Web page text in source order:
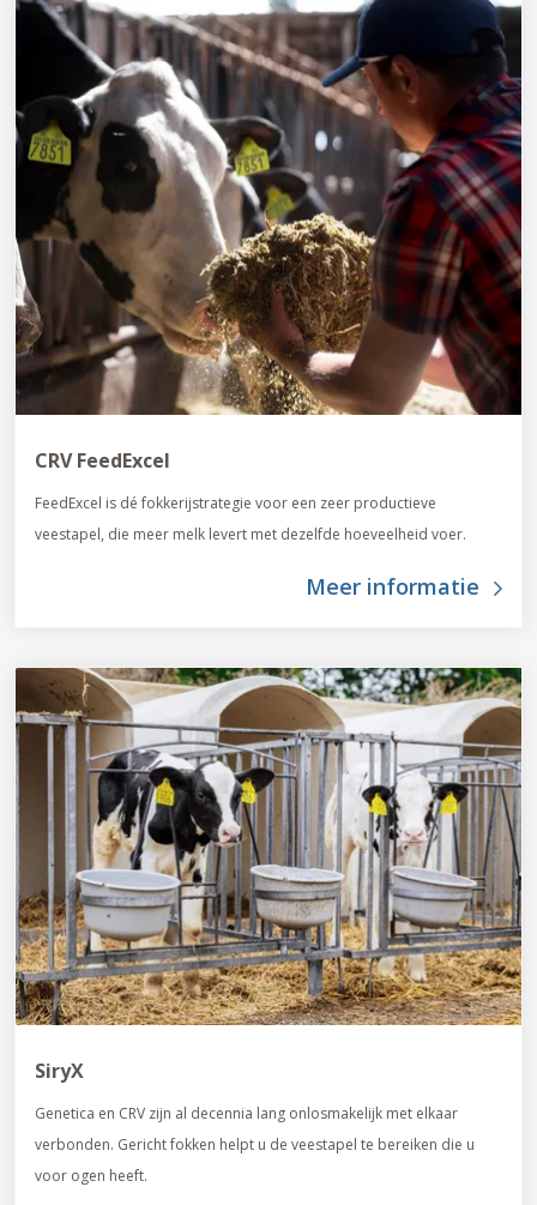
CRV FeedExcel
FeedExcel is dé fokkerijstrategie voor een zeer productieve
veestapel, die meer melk levert met dezelfde hoeveelheid voer.
Meer informatie
SiryX
Genetica en CRV zijn al decennia lang onlosmakelijk met elkaar
verbonden. Gericht fokken helpt u de veestapel te bereiken die u
voor ogen heeft.